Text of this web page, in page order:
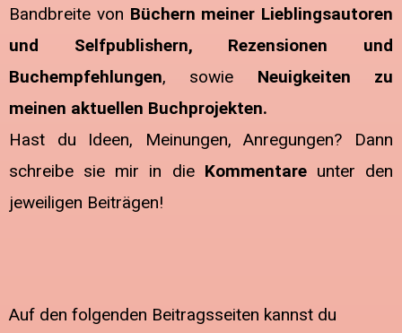
Bandbreite von Büchern meiner Lieblingsautoren
und Selfpublishern, Rezensionen und
Buchempfehlungen, sowie Neuigkeiten zu
meinen aktuellen Buchprojekten.
Hast du Ideen, Meinungen, Anregungen? Dann
schreibe sie mir in die Kommentareunter den
jeweiligen Beiträgen!
Auf den folgenden Beitragsseiten kannst du